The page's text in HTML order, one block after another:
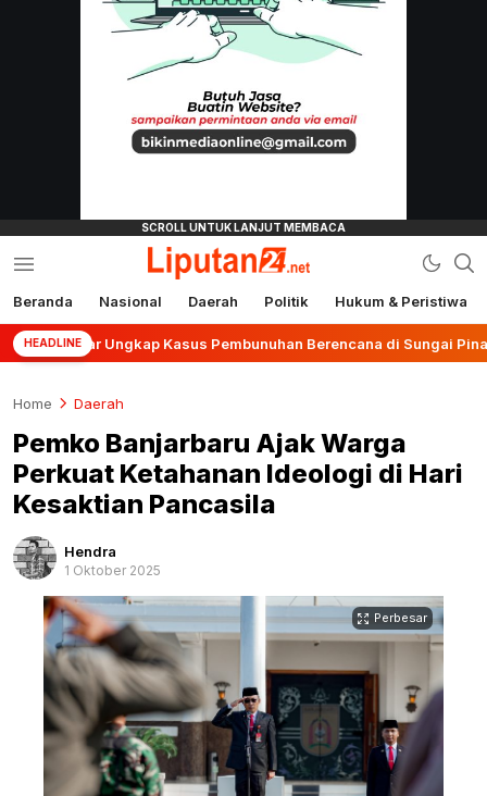
liputan24.net
Beranda Nasional Daerah Politik Hukum & Peristiwa
HEADLINE
Ungkap Kasus Pembunuhan Berencana di Sungai Pinang
Home Daerah
Pemko Banjarbaru Ajak Warga
Perkuat Ketahanan Ideologi di Hari
Kesaktian Pancasila
Hendra
1 Oktober 2025
Perbesar